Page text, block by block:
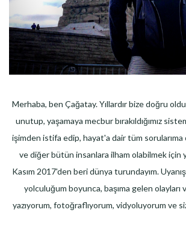
Merhaba, ben Çağatay. Yıllardır bize doğru
unutup, yaşamaya mecbur bırakıldığımız
işimden istifa edip, hayat'a dair tüm
ve diğer bütün insanlara ilham olabilmek için
Kasım 2017'den beri dünya turundayım.
yolculuğum boyunca, başıma gelen olayları
yazıyorum, fotoğraflıyorum, vidyoluyorum ve